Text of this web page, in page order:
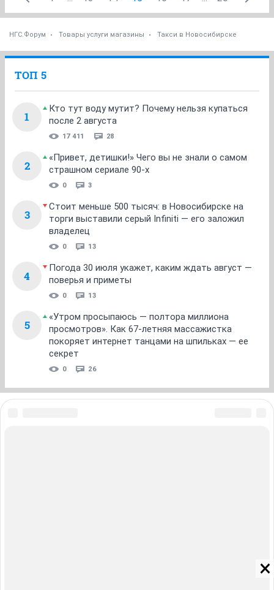
НГС.Форум Товары услуги магазины Такси в Новосибирске
ТОП 5
1
Кто тут воду мутит? Почему нельзя купаться
после 2 августа
17 411 28
2
«Привет, детишки!» Чего вы не знали о самом
страшном сериале 90-х
0 3
3
Стоит меньше 500 тысяч: в Новосибирске на
торги выставили серый Infiniti — его заложил
владелец
0 13
4
Погода 30 июля укажет, каким ждать август —
поверья и приметы
0 13
5
«Утром просыпаюсь — полтора миллиона
просмотров». Как 67-летняя массажистка
покоряет интернет танцами на шпильках — ее
секрет
0 26